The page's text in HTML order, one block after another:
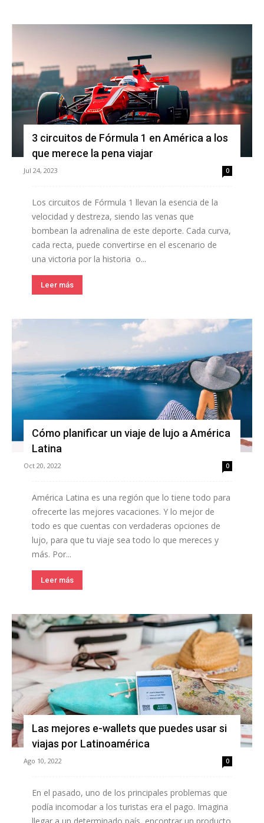
3 circuitos de Fórmula 1 en América a los
que merece la pena viajar
Jul 24, 2023 0
Los circuitos de Fórmula 1 llevan la esencia de la
velocidad y destreza, siendo las venas que
bombean la adrenalina de este deporte. Cada curva,
cada recta, puede convertirse en el escenario de
una victoria por la historia o...
Leer más
Cómo planificar un viaje de lujo a América
Latina
Oct 20, 2022 0
América Latina es una región que lo tiene todo para
ofrecerte las mejores vacaciones. Y lo mejor de
todo es que cuentas con verdaderas opciones de
lujo, para que tu viaje sea todo lo que mereces y
más. Por...
Leer más
Las mejores e-wallets que puedes usar si
viajas por Latinoamérica
Ago 10, 2022 0
En el pasado, uno de los principales problemas que
podía incomodar a los turistas era el pago. Imagina